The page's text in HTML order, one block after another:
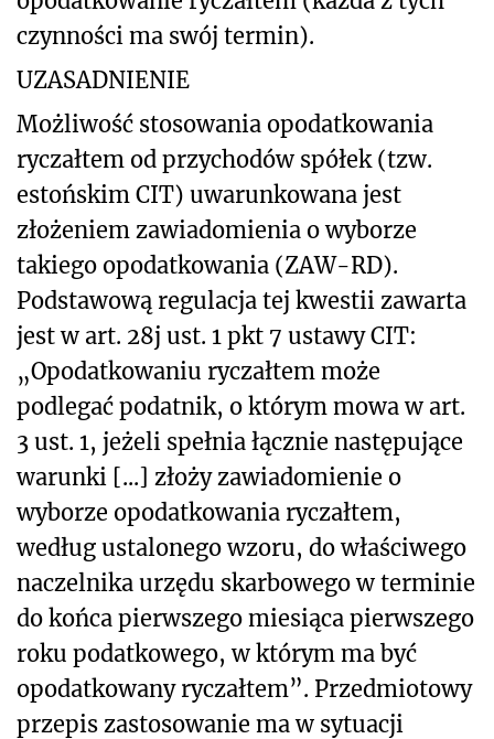
czynności ma swój termin).
UZASADNIENIE
Możliwość stosowania opodatkowania
ryczałtem od przychodów spółek (tzw.
estońskim CIT) uwarunkowana jest
złożeniem zawiadomienia o wyborze
takiego opodatkowania (ZAW-RD).
Podstawową regulacja tej kwestii zawarta
jest w art. 28j ust. 1 pkt 7 ustawy CIT:
„Opodatkowaniu ryczałtem może
podlegać podatnik, o którym mowa w art.
3 ust. 1, jeżeli spełnia łącznie następujące
warunki [...] złoży zawiadomienie o
wyborze opodatkowania ryczałtem,
według ustalonego wzoru, do właściwego
naczelnika urzędu skarbowego w terminie
do końca pierwszego miesiąca pierwszego
roku podatkowego, w którym ma być
opodatkowany ryczałtem”. Przedmiotowy
przepis zastosowanie ma w sytuacji